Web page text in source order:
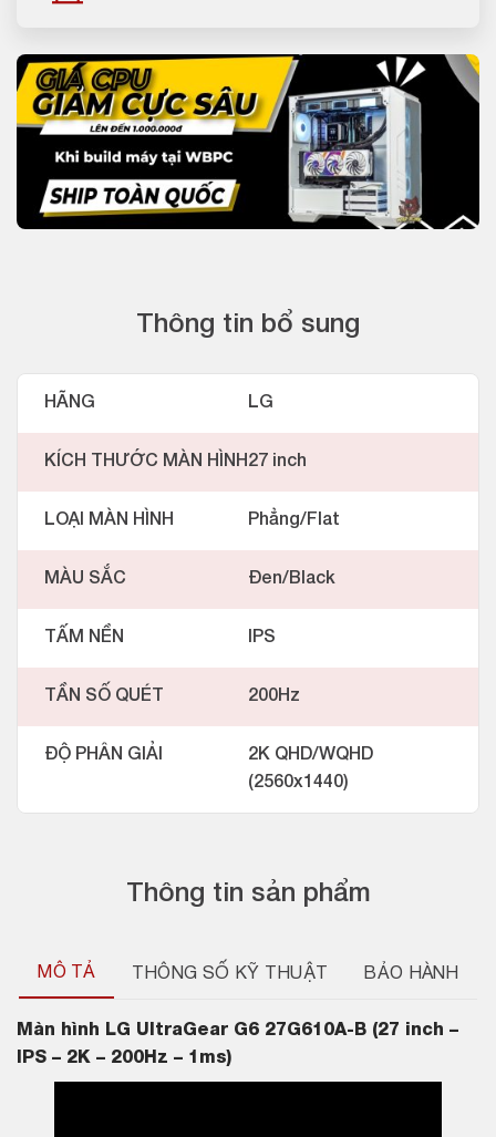
Thông tin sản phẩm
MÔ TẢ THÔNG SỐ KỸ THUẬT BẢO HÀNH
Màn hình LG UltraGear G6 27G610A-B (27 inch –
IPS – 2K – 200Hz – 1ms)
Thông tin bổ sung
HÃNG LG
KÍCH THƯỚC MÀN HÌNH 27 inch
LOẠI MÀN HÌNH Phẳng/Flat
MÀU SẮC Đen/Black
TẤM NỀN IPS
TẦN SỐ QUÉT 200Hz
ĐỘ PHÂN GIẢI
2K QHD/WQHD
(2560x1440)